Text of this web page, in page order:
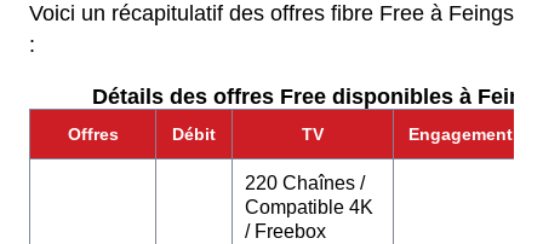
Voici un récapitulatif des offres fibre Free à Feings
:
Détails des offres Free disponibles à
Offres Débit TV Engagement
220 Chaînes /
Compatible 4K
/ Freebox